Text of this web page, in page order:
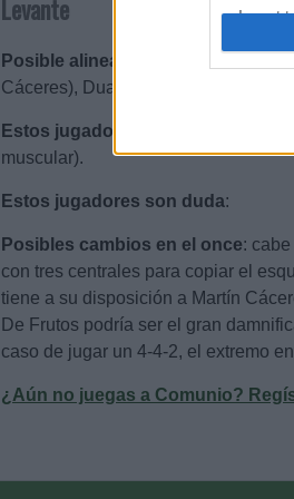
I want
web
I want
Levante
Posible alineación
Cáceres), Duarte, Rubén Vezo,
Estos jugadores son baja
muscular).
Estos jugadores son duda:
Posibles cambios en el once:
con tres centrales para copiar el
tiene a su disposición a Martín
De Frutos podría ser el gran
caso de jugar un 4-4-2, el extremo
¿Aún no juegas a Comunio?